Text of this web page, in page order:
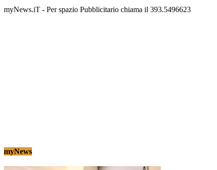
myNews.iT - Per spazio Pubblicitario chiama il 393.5496623
myNews